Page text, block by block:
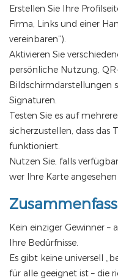
Erstellen Sie Ihre
Firma, Links und einer
vereinbaren“).
Aktivieren Sie
persönliche Nutzung,
Bildschirmdarstellungen
Signaturen.
Testen Sie es auf
sicherzustellen, dass das
funktioniert.
Nutzen Sie, falls
wer Ihre Karte
Kein einziger Gewinner –
Ihre Bedürfnisse.
Es gibt keine universell
für alle geeignet ist – die